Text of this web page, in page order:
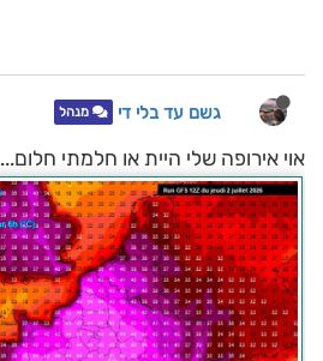
גשם עד בלי די מנהל
אוי אירופה שלי היית או חלמתי חלום...